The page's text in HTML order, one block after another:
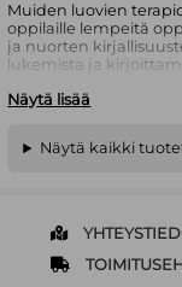
Muiden luovien
oppilaille lempeitä
ja nuorten
lukemista ja
jäsenten kanssa.
Kirjan ensimmäisessä
kirjallisuusterapian
menetelmien käyttöä
avaa näkökulmia
käyttöön yläkoulussa,
Näytä lisää
Näytä kaikki